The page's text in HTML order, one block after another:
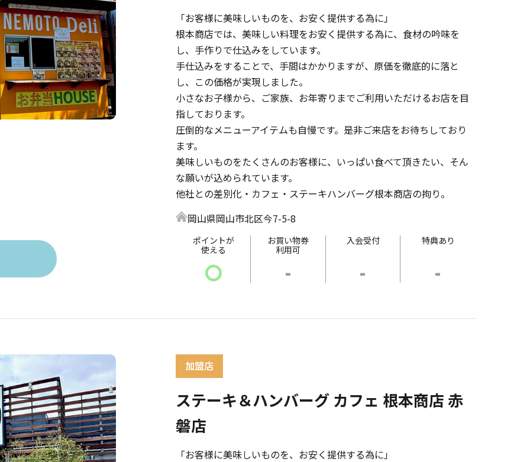
「お客様に美味しいものを、お安く提供する為に」
根本商店では、美味しい料理をお安く提供する為に、食材の吟味を
し、手作りで仕込みをしています。
手仕込みをすることで、手間はかかりますが、原価を徹底的に落と
し、この価格が実現しました。
小さなお子様から、ご家族、お年寄りまでご利用いただけるお店を目
指しております。
圧倒的なメニューアイテムも自慢です。是非ご来店をお待ちしており
ます。
美味しいものをたくさんのお客様に、いっぱい食べて頂きたい、そん
な願いが込められています。
他社との差別化・カフェ・ステーキハンバーグ根本商店の拘り。
岡山県岡山市北区今7-5-8
ポイントが
使える
〇
お買い物券
利用可
-
入会受付
-
特典あり
-
ステーキ＆ハンバーグ カフェ 根本商店 赤
磐店
「お客様に美味しいものを、お安く提供する為に」